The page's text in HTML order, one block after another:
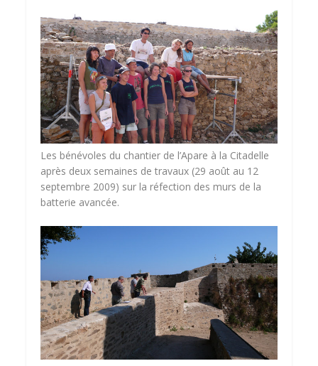
Les bénévoles du chantier de l’Apare à la Citadelle
après deux semaines de travaux (29 août au 12
septembre 2009) sur la réfection des murs de la
batterie avancée.